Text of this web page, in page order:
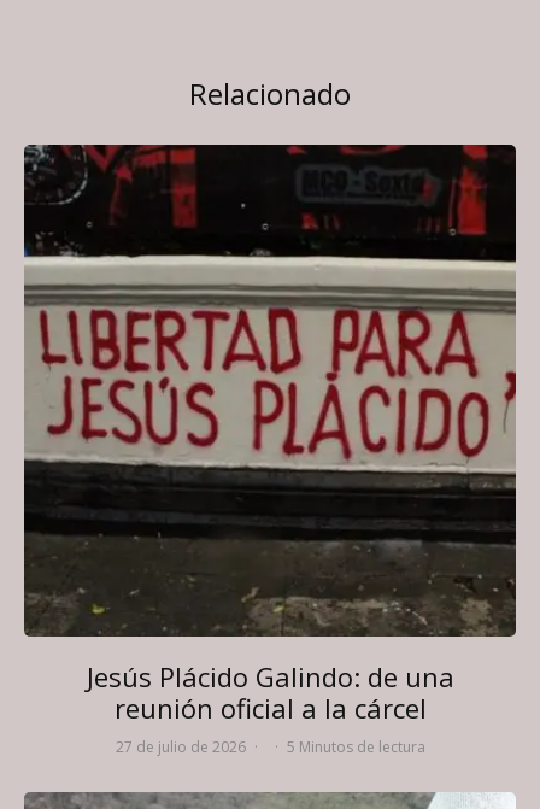
Relacionado
Jesús Plácido Galindo: de una
reunión oficial a la cárcel
27 de julio de 2026 · · 5 Minutos de lectura